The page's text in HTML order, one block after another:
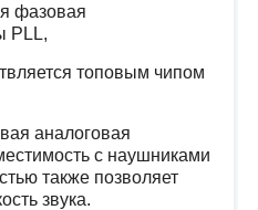
фазовая
PLL,
топовым чипом
аналоговая
с наушниками
также позволяет
звука.